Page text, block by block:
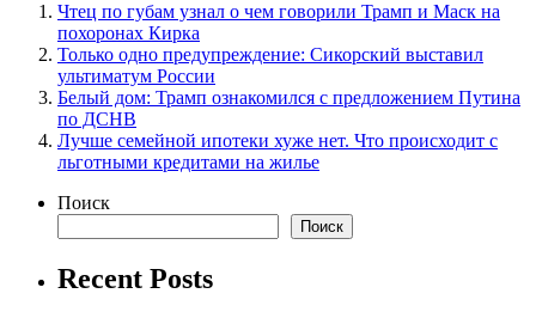
Чтец по губам узнал о чем говорили Трамп и Маск на
похоронах Кирка
Только одно предупреждение: Сикорский выставил
ультиматум России
Белый дом: Трамп ознакомился с предложением Путина
по ДСНВ
Лучше семейной ипотеки хуже нет. Что происходит с
льготными кредитами на жилье
Поиск
Поиск
Recent Posts